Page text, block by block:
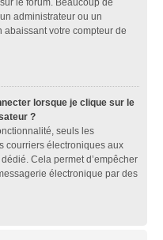
administrateur ou un
votre compteur de
lorsque je clique sur le
?
seuls les
courriers électroniques aux
Cela permet d’empêcher
électronique par des